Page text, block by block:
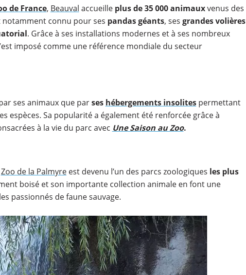
de France, Beauval accueille plus de 35 000 animauxvenus des
notamment connu pour ses pandas géants, ses grandes volières
. Grâce à ses installations modernes et à ses nombreux
imposé comme une référence mondiale du secteur
ses animaux que parses hébergements insolitespermettant
espèces. Sa popularité a également été renforcée grâce à
à la vie du parc avec Une Saison au Zoo.
Zoo de la Palmyreest devenu l’un des parcs zoologiques les plus
boisé et son importante collection animale en font une
passionnés de faune sauvage.